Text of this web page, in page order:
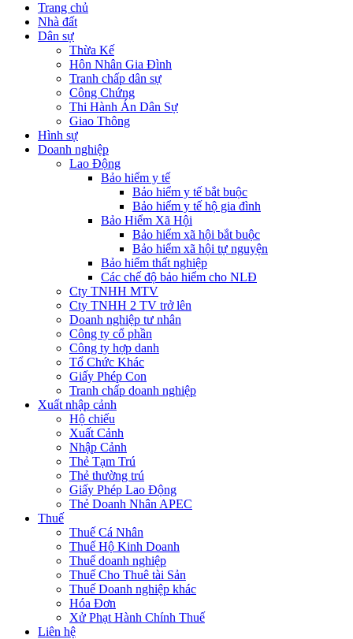
Trang chủ
Nhà đất
Dân sự
Thừa Kế
Hôn Nhân Gia Đình
Tranh chấp dân sự
Công Chứng
Thi Hành Án Dân Sự
Giao Thông
Hình sự
Doanh nghiệp
Lao Động
Bảo hiểm y tế
Bảo hiểm y tế bắt buộc
Bảo hiểm y tế hộ gia đình
Bảo Hiểm Xã Hội
Bảo hiểm xã hội bắt buộc
Bảo hiểm xã hội tự nguyện
Bảo hiểm thất nghiệp
Các chế độ bảo hiểm cho NLĐ
Cty TNHH MTV
Cty TNHH 2 TV trở lên
Doanh nghiệp tư nhân
Công ty cổ phần
Công ty hợp danh
Tổ Chức Khác
Giấy Phép Con
Tranh chấp doanh nghiệp
Xuất nhập cảnh
Hộ chiếu
Xuất Cảnh
Nhập Cảnh
Thẻ Tạm Trú
Thẻ thường trú
Giấy Phép Lao Động
Thẻ Doanh Nhân APEC
Thuế
Thuế Cá Nhân
Thuế Hộ Kinh Doanh
Thuế doanh nghiệp
Thuế Cho Thuê tài Sản
Thuế Doanh nghiệp khác
Hóa Đơn
Xử Phạt Hành Chính Thuế
Liên hệ